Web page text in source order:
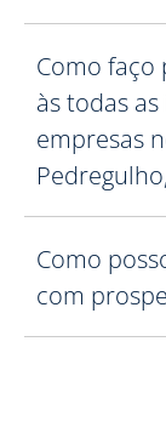
Como faço
às todas
empresas
Como
com